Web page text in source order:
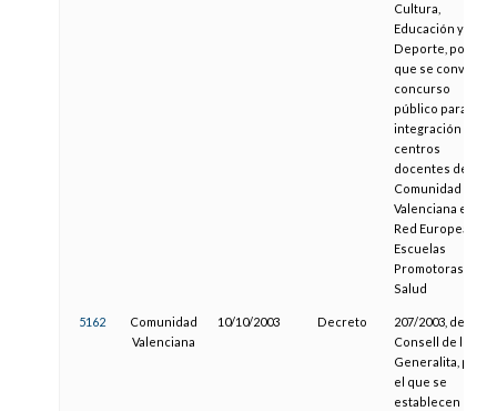
Cultura,
Educación y
Deporte, por la
que se convoca
concurso
público para la
integración de
centros
docentes de la
Comunidad
Valenciana en la
Red Europea de
Escuelas
Promotoras de
Salud
5162
Comunidad
Valenciana
10/10/2003 Decreto
207/2003, del
Consell de l a
Generalita, por
el que se
establecen los